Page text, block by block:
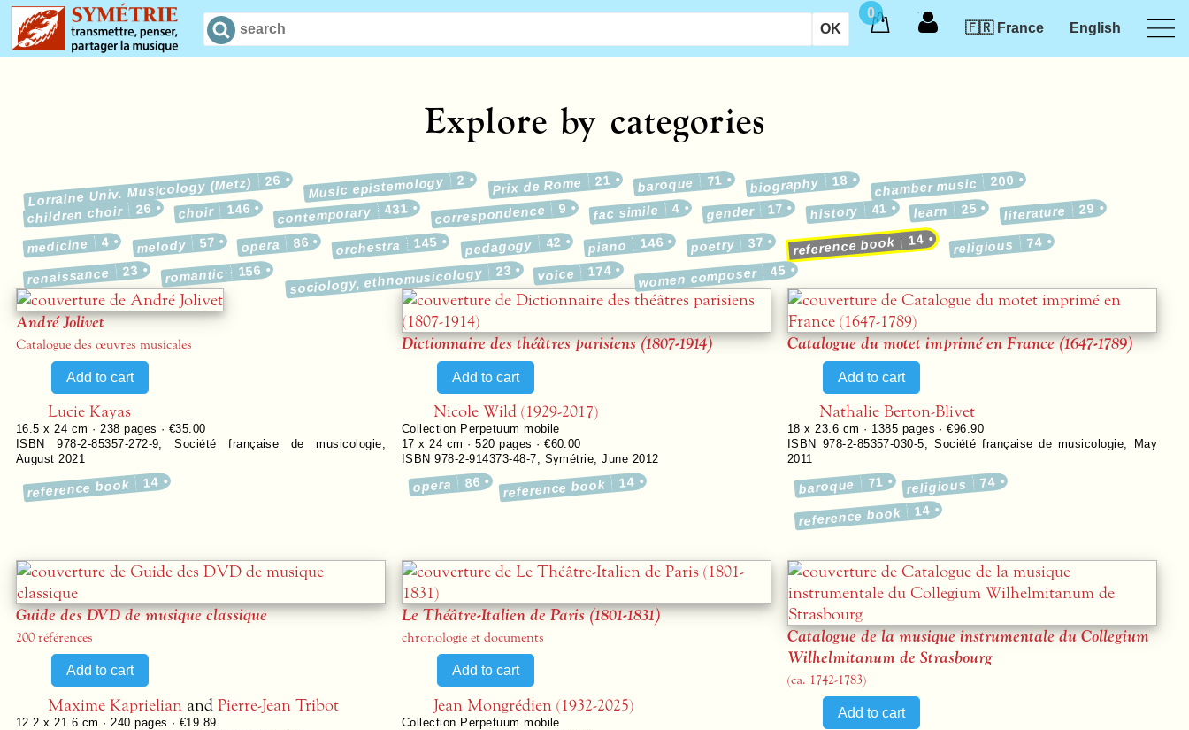
0
🇫🇷 France
English
Explore by categories
Lorraine Univ. Musicology (Metz) 26 Music epistemology 2 Prix de Rome 21 baroque 71 biography 18 chamber music 200
children choir 26 choir 146 contemporary 431 correspondence 9 fac simile 4 gender 17 history 41 learn 25 literature 29
medicine 4 melody 57 opera 86 orchestra 145 pedagogy 42 piano 146 poetry 37 reference book 14 religious 74
renaissance 23 romantic 156 sociology, ethnomusicology 23 voice 174 women composer 45
André Jolivet
Catalogue des œuvres musicales
Lucie Kayas
16.5 x 24 cm ·238 pages · €35.00
ISBN 978-2-85357-272-9,Société française de musicologie,
August 2021
reference book 14
Dictionnaire des théâtres parisiens (1807-1914)
Nicole Wild (1929-2017)
Collection Perpetuum mobile
17 x 24 cm ·520 pages ·€60.00
ISBN 978-2-914373-48-7, Symétrie,June 2012
opera 86 reference book 14
Catalogue du motet imprimé en France (1647-1789)
Nathalie Berton-Blivet
18 x 23.6 cm · 1385 pages ·€96.90
ISBN 978-2-85357-030-5,Société française de musicologie,
May
2011
baroque 71 religious 74
reference book 14
Guide desDVDde musique classique
200 références
Maxime Kaprielian and Pierre-Jean Tribot
12.2 x 21.6 cm · 240 pages · €19.89
Le Théâtre-Italien de Paris (1801-1831)
chronologie et documents
Jean Mongrédien (1932-2025)
Collection Perpetuum mobile
Catalogue de la musique instrumentale du Collegium
Wilhelmitanum de Strasbourg
(ca. 1742-1783)